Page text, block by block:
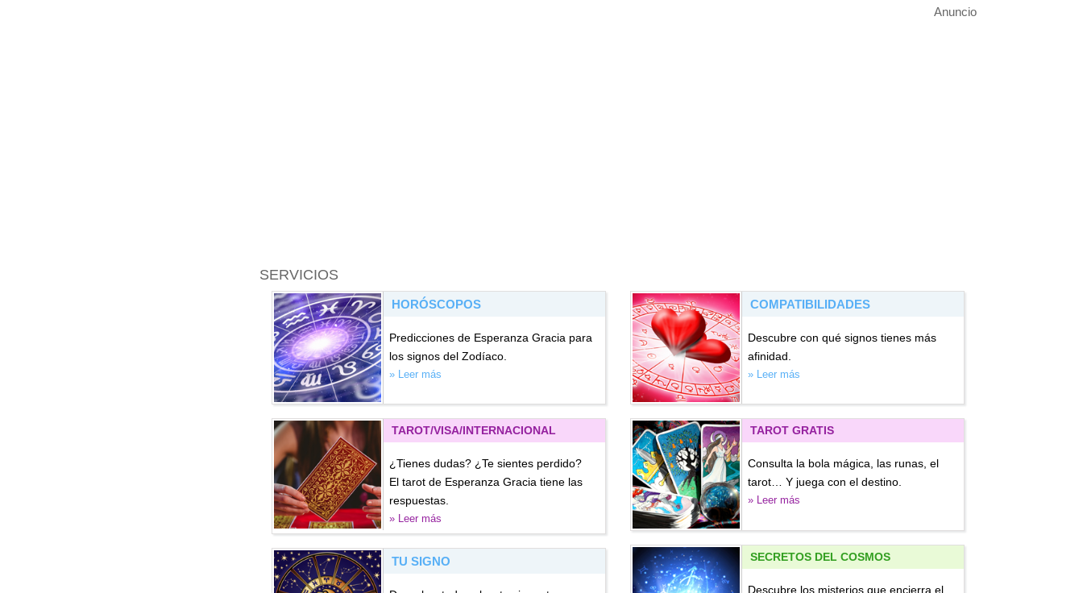
Anuncio
SERVICIOS
HORÓSCOPOS
Predicciones de Esperanza Gracia para
los signos del Zodíaco.
» Leer más
TAROT/VISA/INTERNACIONAL
¿Tienes dudas? ¿Te sientes perdido?
El tarot de Esperanza Gracia tiene las
respuestas.
» Leer más
TU SIGNO
COMPATIBILIDADES
Descubre con qué signos tienes más
afinidad.
» Leer más
TAROT GRATIS
Consulta la bola mágica, las runas, el
tarot… Y juega con el destino.
» Leer más
SECRETOS DEL COSMOS
Descubre los misterios que encierra el